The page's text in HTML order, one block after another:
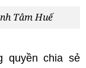
Tâm Huế
quyền chia sẻ